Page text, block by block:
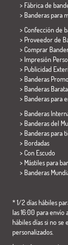
> Fábrica de
> Banderas para
> Confección de
> Proveedor de
> Comprar
> Impresión
> Publicidad
> Banderas
> Banderas
> Banderas para
> Banderas
> Banderas del
> Banderas para
> Bordadas
> Con Escudo
> Mástiles para
> Banderas
* 1/2 días hábiles
las 16:00 para
hábiles días si no
personalizados.